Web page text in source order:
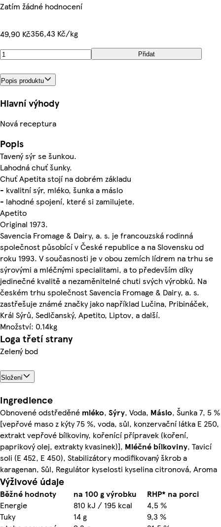
Zatím žádné hodnocení
49,90 Kč356,43 Kč/kg
Přidat
Popis produktu
Hlavní výhody
Nová receptura
Popis
Tavený sýr se šunkou.
Lahodná chuť šunky.
Chuť Apetita stojí na dobrém základu
- kvalitní sýr, mléko, šunka a máslo
- lahodné spojení, které si zamilujete.
Apetito
Original 1973.
Savencia Fromage & Dairy, a. s. je francouzská rodinná
společnost působící v České republice a na Slovensku od
roku 1993. V současnosti je v obou zemích lídrem na trhu se
sýrovými a mléčnými specialitami, a to především díky
jedinečné kvalitě a nezaměnitelné chuti svých výrobků. Na
českém trhu společnost Savencia Fromage & Dairy, a. s.
zastřešuje známé značky jako například Lučina, Pribináček,
Král Sýrů, Sedlčanský, Apetito, Liptov, a další.
Množství: 0.14kg
Loga třetí strany
Zelený bod
Složení
Ingredience
Obnovené odstředěné mléko, Sýry, Voda, Máslo, Šunka 7, 5 %
[vepřové maso z kýty 75 %, voda, sůl, konzervační látka E 250,
extrakt vepřové bílkoviny, kořenící přípravek (koření,
paprikový olej, extrakty kvasinek)], Mléčné bílkoviny, Tavicí
soli (E 452, E 450), Stabilizátory modifikovaný škrob a
karagenan, Sůl, Regulátor kyselosti kyselina citronová, Aroma
Výživové údaje
Běžné hodnoty na 100 g výrobku
RHP* na porci
Energie
810 kJ / 195 kcal
4,5 %
Tuky
14 g
9,3 %